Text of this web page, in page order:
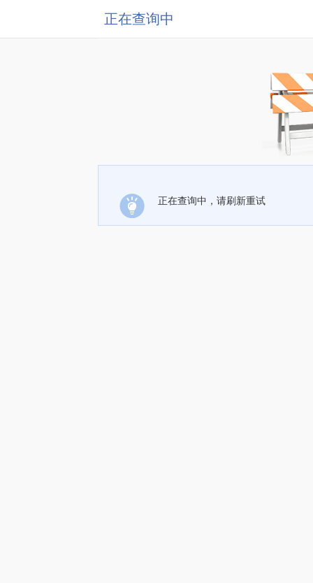
正在查询中
正在查询中，请刷新重试